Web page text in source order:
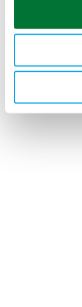
und
Im Moment